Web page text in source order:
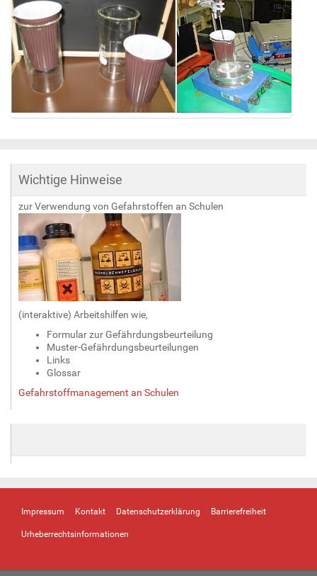
e
B
i
d
i
n
v
o
l
ö
Wichtige Hinweise
zur Verwendung von Gefahrstoffen an Schulen
(interaktive) Arbeitshilfen wie,
Formular zur Gefährdungsbeurteilung
Muster-Gefährdungsbeurteilungen
Links
Glossar
Gefahrstoffmanagement an Schulen
Impressum Kontakt Datenschutzerklärung Barrierefreiheit
Urheberrechtsinformationen